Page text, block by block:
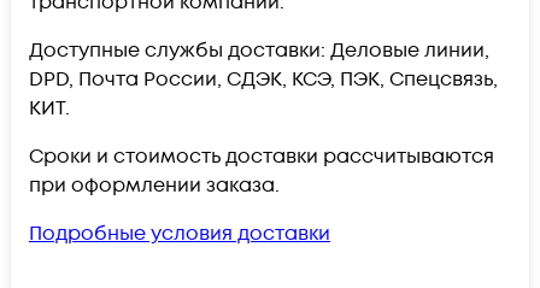
Доступные службы доставки: Деловые линии,
DPD, Почта России, СДЭК, КСЭ, ПЭК, Спецсвязь,
КИТ.
Сроки и стоимость доставки рассчитываются
при оформлении заказа.
Подробные условия доставки